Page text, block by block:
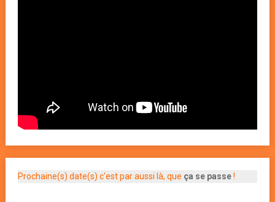
Prochaine(s) date(s) c'est par aussi là, que ça se passe!